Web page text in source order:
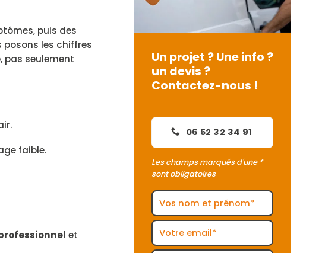
puis des
posons les chiffres
pas seulement
faible.
et
Un projet ? Une info ?
un devis ?
Contactez-nous !
06 52 32 34 91
Les champs marqués d'une *
sont obligatoires